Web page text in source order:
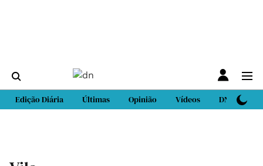
Edição Diária Últimas Opinião Vídeos DN Sport